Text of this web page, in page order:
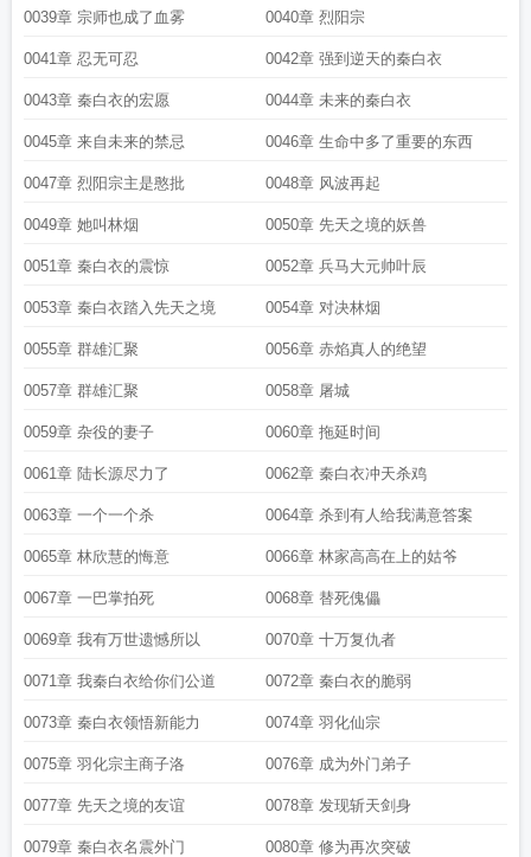
0039章 宗师也成了血雾 0040章 烈阳宗
0041章 忍无可忍 0042章 强到逆天的秦白衣
0043章 秦白衣的宏愿 0044章 未来的秦白衣
0045章 来自未来的禁忌 0046章 生命中多了重要的东西
0047章 烈阳宗主是憨批 0048章 风波再起
0049章 她叫林烟 0050章 先天之境的妖兽
0051章 秦白衣的震惊 0052章 兵马大元帅叶辰
0053章 秦白衣踏入先天之境 0054章 对决林烟
0055章 群雄汇聚 0056章 赤焰真人的绝望
0057章 群雄汇聚 0058章 屠城
0059章 杂役的妻子 0060章 拖延时间
0061章 陆长源尽力了 0062章 秦白衣冲天杀鸡
0063章 一个一个杀 0064章 杀到有人给我满意答案
0065章 林欣慧的悔意 0066章 林家高高在上的姑爷
0067章 一巴掌拍死 0068章 替死傀儡
0069章 我有万世遗憾所以 0070章 十万复仇者
0071章 我秦白衣给你们公道 0072章 秦白衣的脆弱
0073章 秦白衣领悟新能力 0074章 羽化仙宗
0075章 羽化宗主商子洛 0076章 成为外门弟子
0077章 先天之境的友谊 0078章 发现斩天剑身
0079章 秦白衣名震外门 0080章 修为再次突破